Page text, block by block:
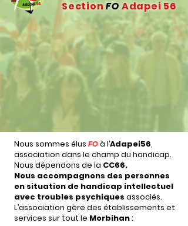
SectionFO Adapei 56
Nous sommes élus FOà l’Adapei56,
association dans le champ du handicap.
Nous dépendons de la CC66.
Nous accompagnons des personnes
en situation de handicap intellectuel
avec troubles psychiques associés.
L’association gère des établissements et
services sur tout le Morbihan: